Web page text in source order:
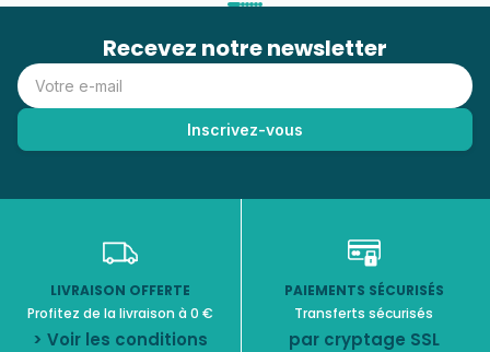
👉 Idéal pour les amateurs de peinture aquarelle, de loisirs
créatifs et d’activités artistiques relaxantes.
Recevez notre newsletter
LIVRAISON OFFERTE
Profitez de la livraison à 0 €
> Voir les conditions
PAIEMENTS SÉCURISÉS
Transferts sécurisés
par cryptage SSL